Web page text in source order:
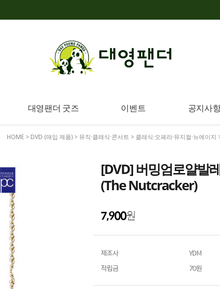
대영팬더 굿즈 이벤트 공지사
HOME > DVD (매입 제품) > 뮤직·클래식·콘서트 > 클래식·오페라·뮤지컬·뉴에이지
[DVD] 버밍엄로얄발
(The Nutcracker)
7,900원
제조사
YDM
적립금
70원